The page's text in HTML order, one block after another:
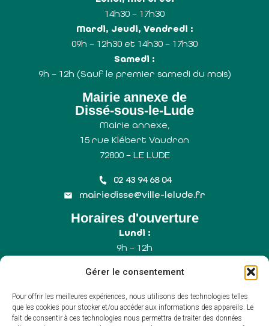
Gérer le consentement
Pour offrir les meilleures expériences, nous utilisons des technologies telles
que les cookies pour stocker et/ou accéder aux informations des appareils. Le
fait de consentir à ces technologies nous permettra de traiter des données
14h30 – 17h30
Mardi, Jeudi, Vendredi :
09h – 12h30 et 14h30 – 17h30
Samedi :
9h – 12h (Sauf le premier samedi du mois)
Mairie annexe de
Dissé-sous-le-Lude
Mairie annexe,
15 rue Klébert Vaudron
72800 – LE LUDE
02 43 94 68 04
mairiedisse@ville-lelude.fr
Horaires d'ouverture
Lundi :
9h – 12h
9h – 12h
Samedi :
9h – 12h (Uniquement le 1er samedi du mois)